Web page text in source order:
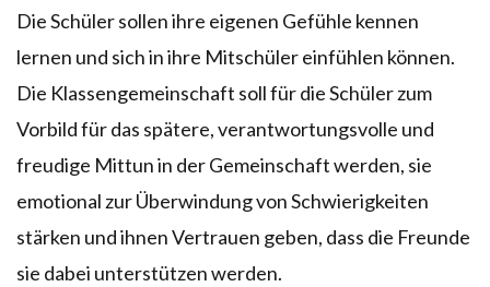
Die Schüler sollen ihre eigenen Gefühle kennen
lernen und sich in ihre Mitschüler einfühlen können.
Die Klassengemeinschaft soll für die Schüler zum
Vorbild für das spätere, verantwortungsvolle und
freudige Mittun in der Gemeinschaft werden, sie
emotional zur Überwindung von Schwierigkeiten
stärken und ihnen Vertrauen geben, dass die Freunde
sie dabei unterstützen werden.